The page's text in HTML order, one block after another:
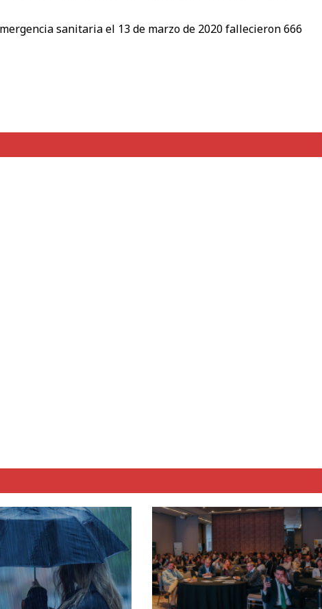
sanitaria el 13 de marzo de 2020 fallecieron 666